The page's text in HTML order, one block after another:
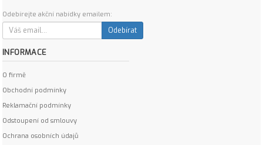
Odebírejte akční nabídky emailem:
Odebírat
INFORMACE
O firmě
Obchodní podmínky
Reklamační podmínky
Odstoupení od smlouvy
Ochrana osobních údajů